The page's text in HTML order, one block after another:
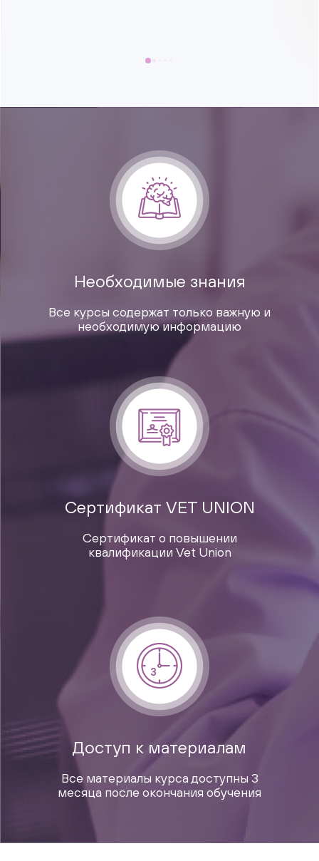
Необходимые знания
Все курсы содержат только важную и
необходимую информацию
Сертификат VET UNION
Сертификат о повышении
квалификации Vet Union
Доступ к материалам
Все материалы курса доступны 3
месяца после окончания обучения